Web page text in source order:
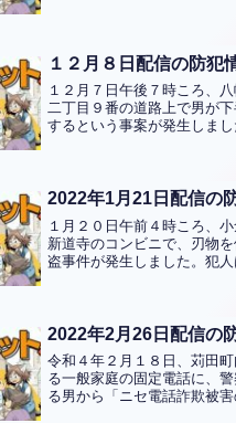
す。●電話でお金は全て詐...
１２月８日配信の防犯
１２月７日午後７時ころ、
二丁目９番の道路上で男が
するという事案が発生しまし
防犯ブザーを活用するなど...
2022年1月21日配信の
１月２０日午前４時ころ、
新道寺のコンビニで、刃物
盗事件が発生しました。犯人
プ帽、マスクです。目撃情...
2022年2月26日配信の
令和４年２月１８日、苅田
る一般家庭の固定電話に、
る男から「ニセ電話詐欺被